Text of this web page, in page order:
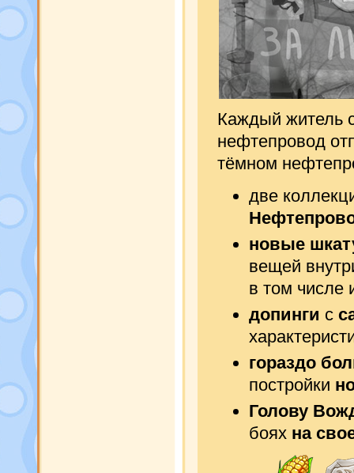
Каждый житель
нефтепровод
тёмном
две
новые
вещей
в том числе
допинги с
гораздо
постройки
Голову
боях на